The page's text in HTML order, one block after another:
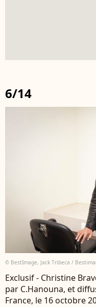
6/14
© BestImage, Jack Tribeca /
Exclusif - Christine
par C.Hanouna, et
France, le 16 octobre